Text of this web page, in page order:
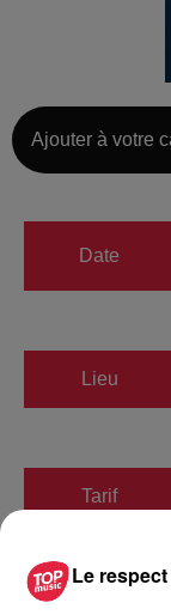
Ajouter à votre
Date
Lieu
Tarif
Ne manquez
Le